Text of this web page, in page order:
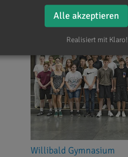
Willibald Gymnasium
Alle akzeptieren
Realisiert mit Klaro!